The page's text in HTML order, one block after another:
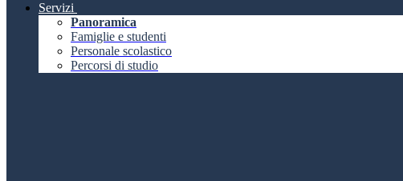
Servizi
Panoramica
Famiglie e studenti
Personale scolastico
Percorsi di studio